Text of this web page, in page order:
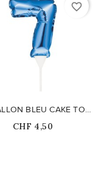
favorite_border
MINI BALLON BLEU CAKE TOPPER CHIFFRE 7
Prix
CHF 4,50